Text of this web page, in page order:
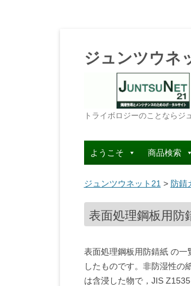
ジュンツウネ
トライボロジーのことならジ
ようこそ 商品検索
ジュンツウネット21 > 防錆
表面処理鋼板用防
表面処理鋼板用防錆紙 の
したものです。非防湿性の
は含浸した物で，JIS